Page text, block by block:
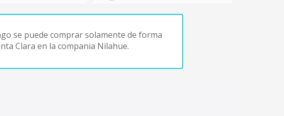
se puede comprar solamente de forma
Clara en la compania Nilahue.